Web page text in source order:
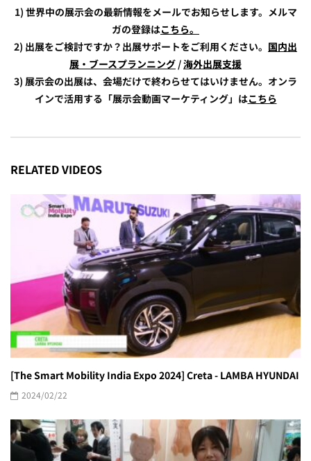
1) 世界中の展示会の最新情報をメールでお知らせします。メルマ
ガの登録はこちら。
2) 出展をご検討ですか？出展サポートをご利用ください。 国内出
展・ブースプランニング /海外出展支援
3) 展示会の出展は、会場だけで終わらせてはいけません。オンラ
インで活用する「展示会動画マーケティング」はこちら
RELATED VIDEOS
[The Smart Mobility India Expo 2024] Creta - LAMBA HYUNDAI
2024/02/22